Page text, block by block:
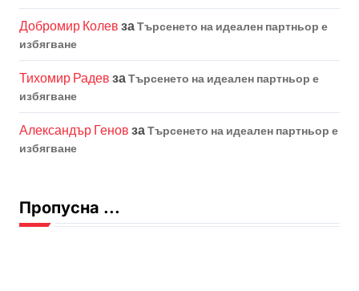
Добромир Колев заТърсенето на идеален партньор е
избягване
Тихомир Радев заТърсенето на идеален партньор е
избягване
Александър Генов заТърсенето на идеален партньор е
избягване
Пропусна ...